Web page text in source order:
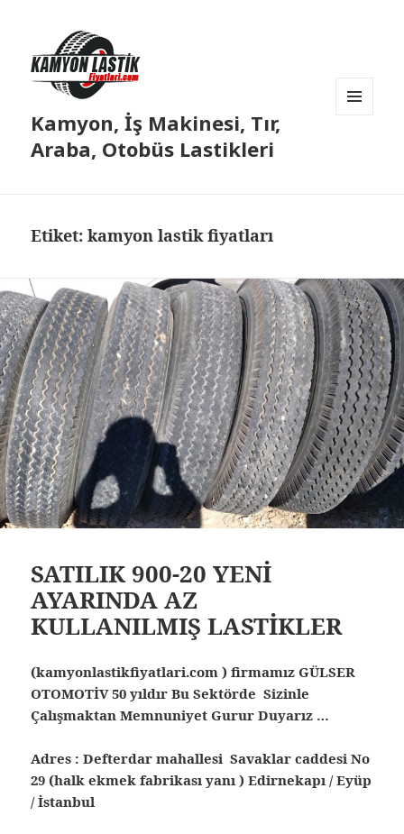
Kamyon, İş Makinesi, Tır,
Araba, Otobüs Lastikleri
Etiket:kamyon lastik fiyatları
SATILIK 900-20 YENİ
AYARINDA AZ
KULLANILMIŞ LASTİKLER
(kamyonlastikfiyatlari.com ) firmamız GÜLSER
OTOMOTİV 50 yıldır Bu Sektörde Sizinle
Çalışmaktan Memnuniyet Gurur Duyarız …
Adres : Defterdar mahallesi Savaklar caddesi No
29 (halk ekmek fabrikası yanı ) Edirnekapı / Eyüp
/ İstanbul